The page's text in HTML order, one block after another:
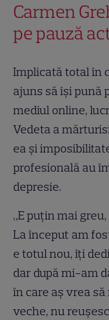
Carmen
pe pauză
Implicată total în
ajuns să își pună
mediul online,
Vedeta a
ea și
profesională au
depresie.
„E puțin mai
La început am
e totul nou, îți
dar după mi-am
în care aș vrea
veche, nu